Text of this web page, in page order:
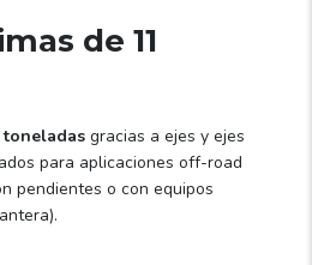
de 11
toneladas gracias a ejes y ejes
para aplicaciones off-road
pendientes o con equipos